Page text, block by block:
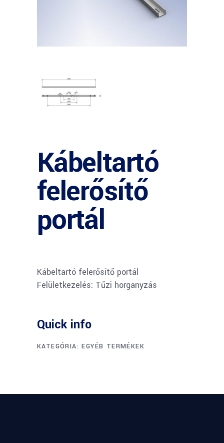
Kábeltartó
felerősítő
portál
Kábeltartó felerősítő portál
Felületkezelés: Tűzi horganyzás
Quick info
KATEGÓRIA:EGYÉB TERMÉKEK